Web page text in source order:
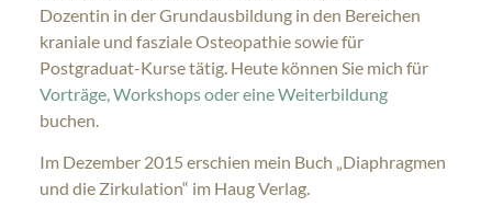
Dozentin in der Grundausbildung in den Bereichen
kraniale und fasziale Osteopathie sowie für
Postgraduat-Kurse tätig. Heute können Sie mich für
Vorträge, Workshops oder eine Weiterbildung
buchen.
Im Dezember 2015 erschien mein Buch „Diaphragmen
und die Zirkulation“ im Haug Verlag.